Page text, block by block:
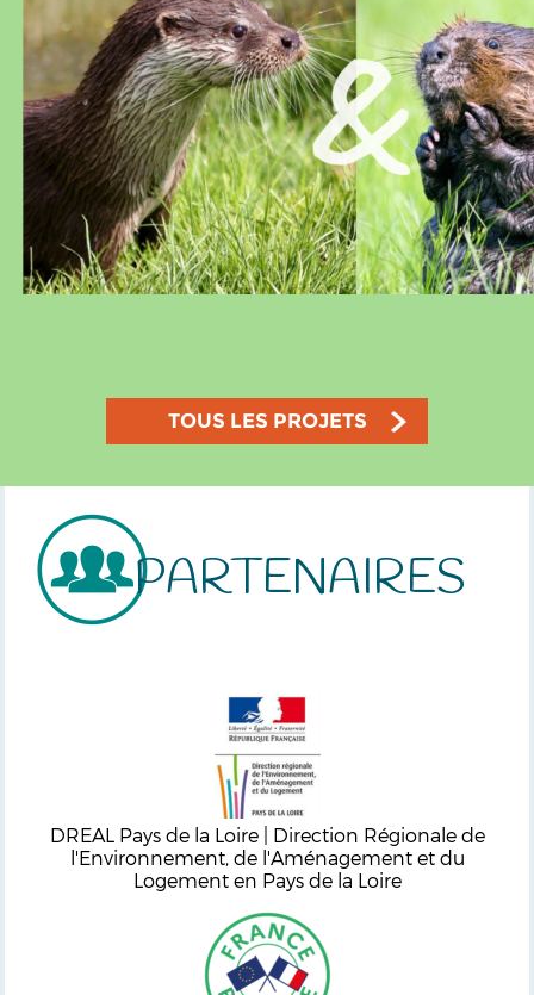
TOUS LES PROJETS
PARTENAIRES
DREAL Pays de la Loire | Direction Régionale de
l'Environnement, de l'Aménagement et du
Logement en Pays de la Loire